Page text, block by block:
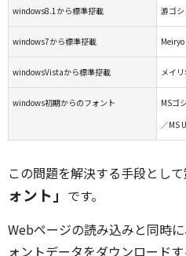
windows8.1から標準搭載 游ゴ
windows7から標準搭載 Meiryo
windowsVistaから標準搭載 メイリ
windows初期からのフォント
MSゴ
／MS
この問題を解決する手段とし
ォント」 です。
Webページの読み込みと同時
ォントデータをダウンロード